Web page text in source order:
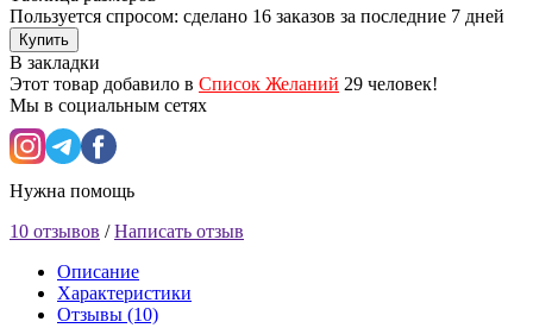
Пользуется спросом: сделано 16 заказов за последние 7 дней
Купить
В закладки
Этот товар добавило в Список Желаний 29 человек!
Мы в социальным сетях
Нужна помощь
10 отзывов /Написать отзыв
Описание
Характеристики
Отзывы (10)